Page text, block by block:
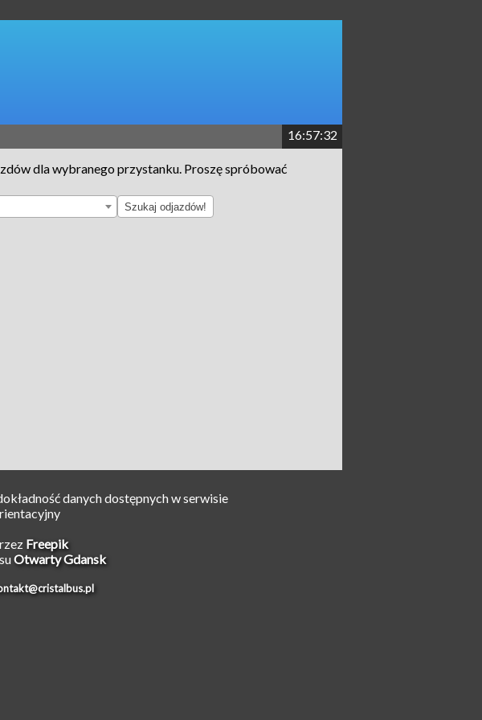
16:57:32
dla wybranego przystanku. Proszę spróbować
Szukaj odjazdów!
danych dostępnych w serwisie
Freepik
Otwarty Gdansk